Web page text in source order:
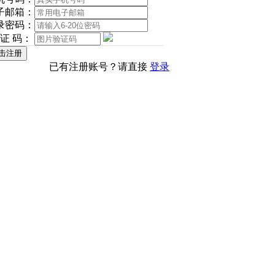
邮箱：
密码：
码：
已有注册账号？请直接 登录